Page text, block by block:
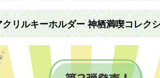
リルキーホルダー 神栖満喫コレク